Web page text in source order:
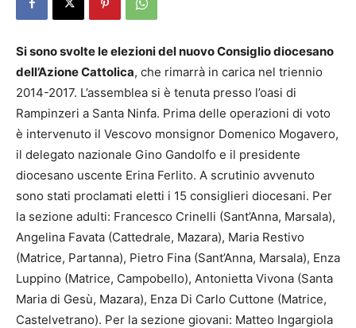
Si sono svolte le elezioni del nuovo Consiglio diocesano
dell’Azione Cattolica, che rimarrà in carica nel triennio
2014-2017. L’assemblea si è tenuta presso l’oasi di
Rampinzeri a Santa Ninfa. Prima delle operazioni di voto
è intervenuto il Vescovo monsignor Domenico Mogavero,
il delegato nazionale Gino Gandolfo e il presidente
diocesano uscente Erina Ferlito. A scrutinio avvenuto
sono stati proclamati eletti i 15 consiglieri diocesani. Per
la sezione adulti: Francesco Crinelli (Sant’Anna, Marsala),
Angelina Favata (Cattedrale, Mazara), Maria Restivo
(Matrice, Partanna), Pietro Fina (Sant’Anna, Marsala), Enza
Luppino (Matrice, Campobello), Antonietta Vivona (Santa
Maria di Gesù, Mazara), Enza Di Carlo Cuttone (Matrice,
Castelvetrano). Per la sezione giovani: Matteo Ingargiola